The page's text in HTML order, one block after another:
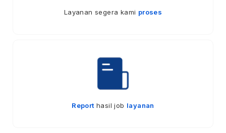
Layanan segera kami proses
Reporthasil job layanan